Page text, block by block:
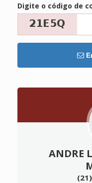
Digite o código de
ANDRE